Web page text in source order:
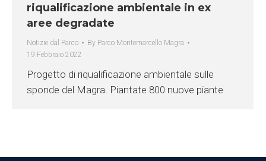
riqualificazione ambientale in ex
aree degradate
Notizie dal Parco By Parco Montemarcello Magra
19 Febbraio 2022
Progetto di riqualificazione ambientale sulle
sponde del Magra. Piantate 800 nuove piante